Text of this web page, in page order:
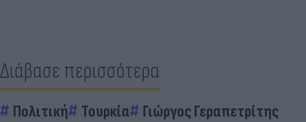
Διάβασε περισσότερα
Πολιτική Τουρκία Γιώργος Γεραπετρίτης